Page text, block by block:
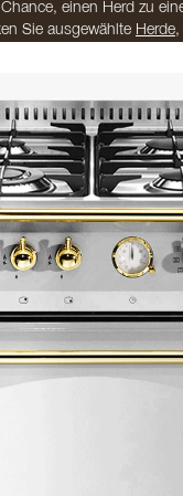
einen Herd zu
Sie ausgewählte Herde,
hochwertige
für alle, die ein stilvolles
möchten. Die Aktion
Ihr Wunschgerät und